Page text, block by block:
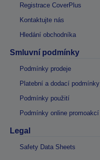
Registrace CoverPlus
Kontaktujte nás
Hledání obchodníka
Smluvní podmínky
Podmínky prodeje
Platební a dodací podmínky
Podmínky použití
Podmínky online promoakcí
Legal
Safety Data Sheets